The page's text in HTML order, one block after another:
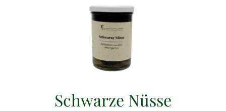
Schwarze Nüsse